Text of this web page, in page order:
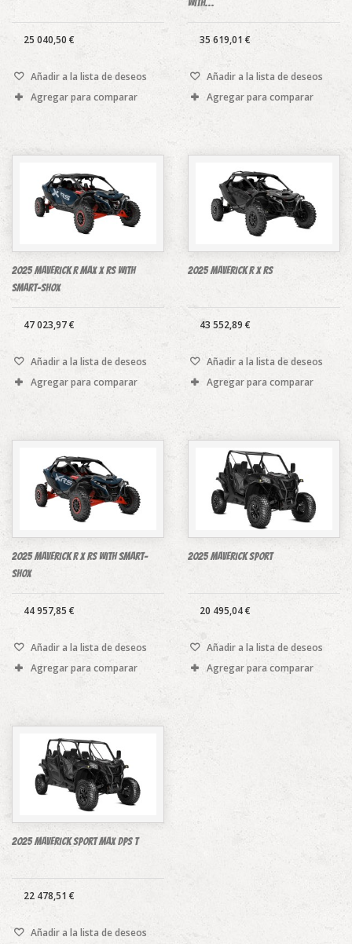
25 040,50 €
Añadir a la lista de deseos
Agregar para comparar
with...
35 619,01 €
Añadir a la lista de deseos
Agregar para comparar
2025 Maverick R MAX X rs with
Smart-Shox
47 023,97 €
Añadir a la lista de deseos
Agregar para comparar
2025 Maverick R X rs
43 552,89 €
Añadir a la lista de deseos
Agregar para comparar
2025 Maverick R X rs with Smart-
Shox
44 957,85 €
Añadir a la lista de deseos
Agregar para comparar
2025 Maverick Sport
20 495,04 €
Añadir a la lista de deseos
Agregar para comparar
2025 Maverick Sport MAX DPS T
22 478,51 €
Añadir a la lista de deseos